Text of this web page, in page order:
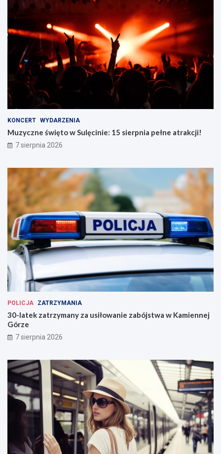
KONCERT WYDARZENIA
Muzyczne święto w Sulęcinie: 15 sierpnia pełne atrakcji!
7 sierpnia 2026
POLICJA ZATRZYMANIA
30-latek zatrzymany za usiłowanie zabójstwa w Kamiennej
Górze
7 sierpnia 2026